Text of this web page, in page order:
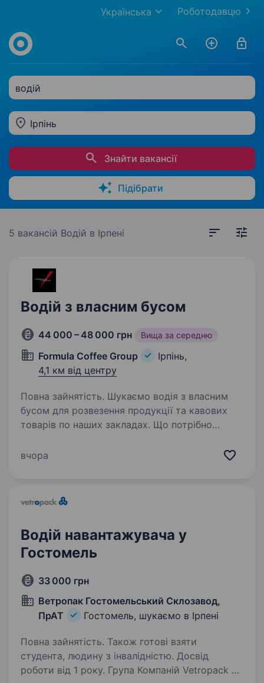
Роботодавцю
Українська
водій
Ірпінь
Знайти вакансії
Підібрати
5 вакансій Водій в Ірпені
Водій з власним бусом
44 000 – 48 000 грн Вища за середню
Formula Coffee Group
Ірпінь,
4,1 км від центру
Повна зайнятість. Шукаємо водія з власним
бусом для розвезення продукції та кавових
товарів по наших закладах. Що потрібно
мережі (кава, молоко, продукти, упаковка).
вчора
Водій навантажувача у
Гостомель
33 000 грн
Ветропак Гостомельський Склозавод,
ПрАТ
Гостомель, шукаємо в Ірпені
Повна зайнятість. Також готові взяти
студента, людину з інвалідністю. Досвід
роботи від 1 року. Група Компаній Vetropack —